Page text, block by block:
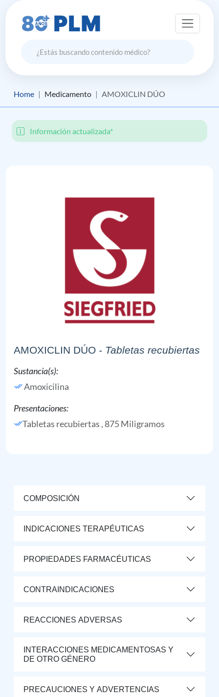
Home Medicamento AMOXICLIN DÚO
Información actualizada*
AMOXICLIN DÚO - Tabletas recubiertas
Sustancia(s):
Amoxicilina
Presentaciones:
Tabletas recubiertas , 875 Miligramos
COMPOSICIÓN
INDICACIONES TERAPÉUTICAS
PROPIEDADES FARMACÉUTICAS
CONTRAINDICACIONES
REACCIONES ADVERSAS
INTERACCIONES MEDICAMENTOSAS Y
DE OTRO GÉNERO
PRECAUCIONES Y ADVERTENCIAS